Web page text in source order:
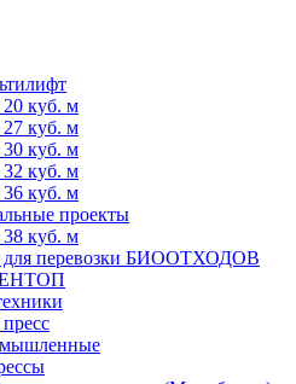
куб. м
куб. м
куб. м
куб. м
куб. м
проекты
куб. м
для перевозки БИООТХОДОВ